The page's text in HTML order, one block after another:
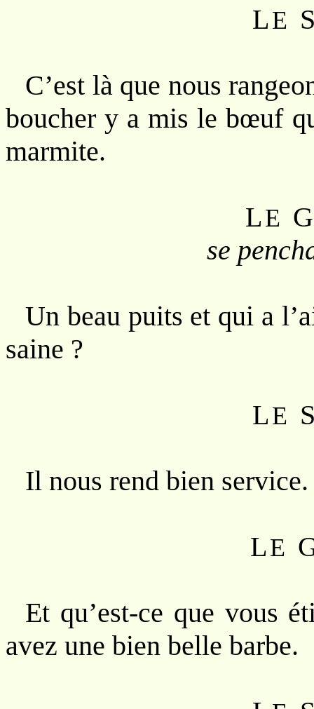
LE
C’est là que nous
boucher y a mis le bœuf
marmite.
LE
se
Un beau puits et qui a
saine ?
LE
Il nous rend bien service.
LE
Et qu’est-ce que vous
avez une bien belle barbe.